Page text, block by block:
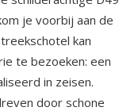
je voorbij aan de
kan
te bezoeken: een
in zeisen.
door schone